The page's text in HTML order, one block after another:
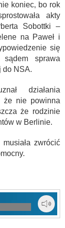
koniec, bo rok
akty
Sobottki –
na Paweł i
się
sądem sprawa
do NSA.
działania
że nie powinna
że rodzinie
w Berlinie.
zwrócić